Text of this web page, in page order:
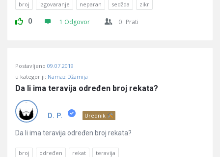
broj izgovaranje neparan sedžda zikr
0 1 Odgovor 0 Prati
Postavljeno 09.07.2019
u kategoriji: Namaz Džamija
Da li ima teravija određen broj rekata?
D. P. Urednik
Da li ima teravija određen broj rekata?
broj određen rekat teravija